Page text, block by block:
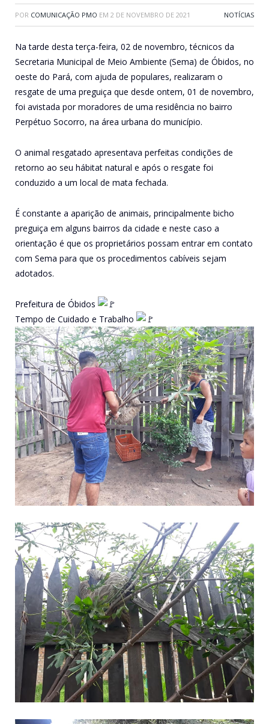
POR COMUNICAÇÃO PMO EM 2 DE NOVEMBRO DE 2021 NOTÍCIAS
Na tarde desta terça-feira, 02 de novembro, técnicos da
Secretaria Municipal de Meio Ambiente (Sema) de Óbidos, no
oeste do Pará, com ajuda de populares, realizaram o
resgate de uma preguiça que desde ontem, 01 de novembro,
foi avistada por moradores de uma residência no bairro
Perpétuo Socorro, na área urbana do município.
O animal resgatado apresentava perfeitas condições de
retorno ao seu hábitat natural e após o resgate foi
conduzido a um local de mata fechada.
É constante a aparição de animais, principalmente bicho
preguiça em alguns bairros da cidade e neste caso a
orientação é que os proprietários possam entrar em contato
com Sema para que os procedimentos cabíveis sejam
adotados.
Prefeitura de Óbidos
Tempo de Cuidado e Trabalho